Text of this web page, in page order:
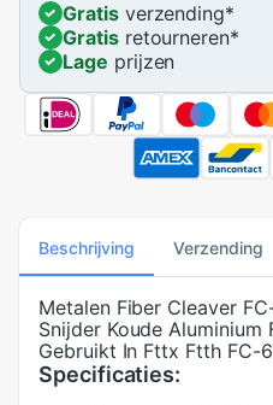
Gratisverzending*
Gratisretourneren*
Lage prijzen
Beschrijving Verzending
Metalen Fiber Cleaver
Snijder Koude Aluminium
Gebruikt In Fttx Ftth FC-
Specificaties: